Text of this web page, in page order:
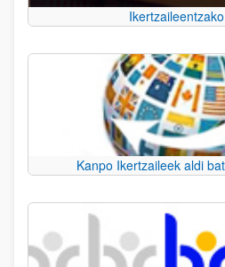
Kanpo Ikertzaileek aldi